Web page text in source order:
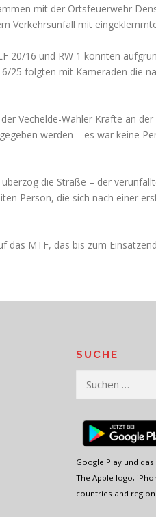
mit der Ortsfeuerwehr
Verkehrsunfall mit
20/16 und RW 1 konnten
25 folgten mit Kameraden die
Vechelde-Wahler Kräfte an der
werden – es war keine
die Straße – der
Person, die sich nach einer
MTF, das bis zum
SUCHE
nach:
Google Play und
The Apple logo,
countries and